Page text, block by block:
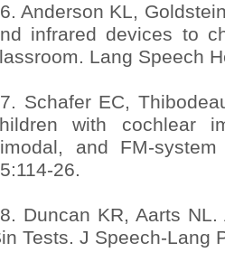
Anderson KL,
infrared devices to
Lang Speech
Schafer EC,
with cochlear
and FM-
26.
Duncan KR, Aarts
Tests. J Speech-Lang